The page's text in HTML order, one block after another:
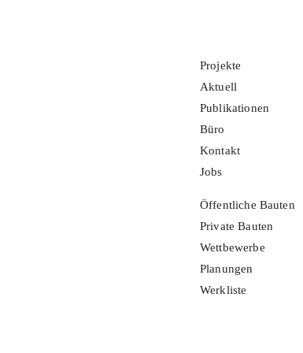
Projekte
Aktuell
Publikationen
Büro
Kontakt
Jobs
Öffentliche Bauten
Private Bauten
Wettbewerbe
Planungen
Werkliste